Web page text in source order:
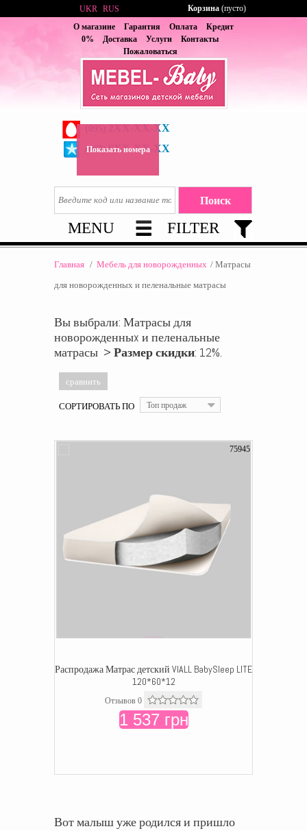
О магазине Гарантия Оплата
Кредит
0%
Доставка Услуги
Контакты
Пожаловаться
2XX-XX-XX
(067) 6XX-XX-XX
Показать номера
UKR RUS Корзина (пусто)
MENU FILTER
Главная / Мебель для новорожденных / Матрасы
для новорожденныx и пеленальные матрасы
Вы выбрали: Матрасы для
новорожденныx и пеленальные
матрасы > Размер скидки: 12%.
СОРТИРОВАТЬ ПО Топ продаж
75945
Распродажа Матрас детский VIALL BabySleep LITE
120*60*12
Отзывов 0
1 537 грн
Вот малыш уже родился и пришло